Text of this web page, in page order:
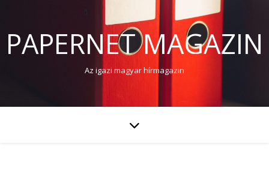
PAPERNET MAGAZIN
Az igazi magyar hírmagazin